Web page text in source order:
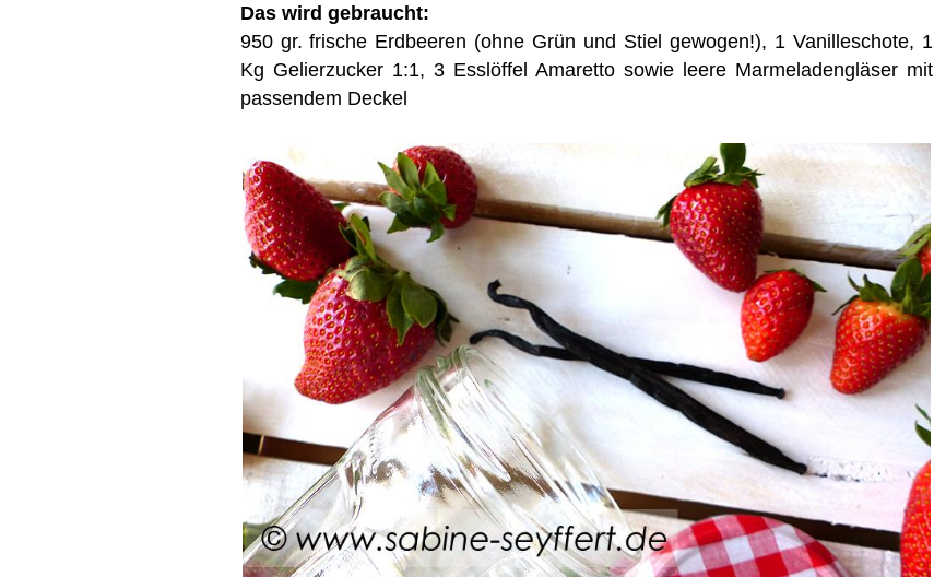
Das wird gebraucht:
950 gr. frische Erdbeeren (ohne Grün und Stiel gewogen!), 1 Vanilleschote, 1
Kg Gelierzucker 1:1, 3 Esslöffel Amaretto sowie leere Marmeladengläser mit
passendem Deckel